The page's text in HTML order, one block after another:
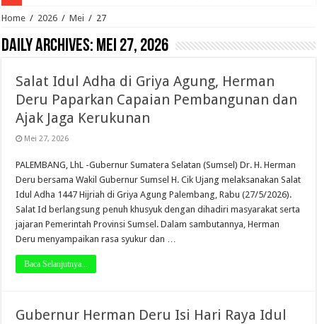
Home / 2026 / Mei / 27
Daily Archives: Mei 27, 2026
Salat Idul Adha di Griya Agung, Herman
Deru Paparkan Capaian Pembangunan dan
Ajak Jaga Kerukunan
Mei 27, 2026
PALEMBANG, LhL -Gubernur Sumatera Selatan (Sumsel) Dr. H. Herman
Deru bersama Wakil Gubernur Sumsel H. Cik Ujang melaksanakan Salat
Idul Adha 1447 Hijriah di Griya Agung Palembang, Rabu (27/5/2026).
Salat Id berlangsung penuh khusyuk dengan dihadiri masyarakat serta
jajaran Pemerintah Provinsi Sumsel. Dalam sambutannya, Herman
Deru menyampaikan rasa syukur dan …
Baca Selanjutnya...
Gubernur Herman Deru Isi Hari Raya Idul